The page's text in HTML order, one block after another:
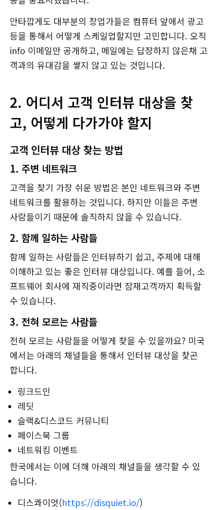
안타깝게도 대부분의 창업가들은 컴퓨터 앞에서 광고
등을 통해서 어떻게 스케일업할지만 고민합니다. 오직
info 이메일만 공개하고, 메일에는 답장하지 않은채 고
객과의 유대감을 쌓지 않고 있는 것입니다.
2. 어디서 고객 인터뷰 대상을 찾
고, 어떻게 다가가야 할지
고객 인터뷰 대상 찾는 방법
1. 주변 네트워크
고객을 찾기 가장 쉬운 방법은 본인 네트워크와 주변
네트워크를 활용하는 것입니다. 하지만 이들은 주변
사람들이기 때문에 솔직하지 않을 수 있습니다.
2. 함께 일하는 사람들
함께 일하는 사람들은 인터뷰하기 쉽고, 주제에 대해
이해하고 있는 좋은 인터뷰 대상입니다. 예를 들어, 소
프트웨어 회사에 재직중이라면 잠재고객까지 획득할
수 있습니다.
3. 전혀 모르는 사람들
전혀 모르는 사람들을 어떻게 찾을 수 있을까요? 미국
에서는 아래의 채널들을 통해서 인터뷰 대상을 찾곤
합니다.
링크드인
레딧
슬랙&디스코드 커뮤니티
페이스북 그룹
네트워킹 이벤트
한국에서는 이에 더해 아래의 채널들을 생각할 수 있
습니다.
디스콰이엇(https://disquiet.io/)